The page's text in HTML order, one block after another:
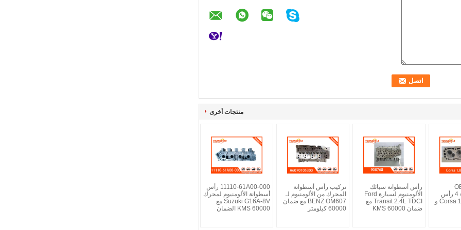
منتجات أخرى
11110-61A00-000 رأس
أسطوانة الألومنيوم لمحرك
Suzuki G16A-8V مع
60000 KMS الضمان
تركيب رأس أسطوانة
المحرك من الألومنيوم لـ
BENZ OM607 مع ضمان
60000 كيلومتر
رأس أسطوانة سبائك
الألومنيوم لسيارة Ford
Transit 2.4L TDCI مع
ضمان 60000 KMS
الألومنيوم البناء 4 رأس
الأسطوانة لـ Corsa 1.8 و